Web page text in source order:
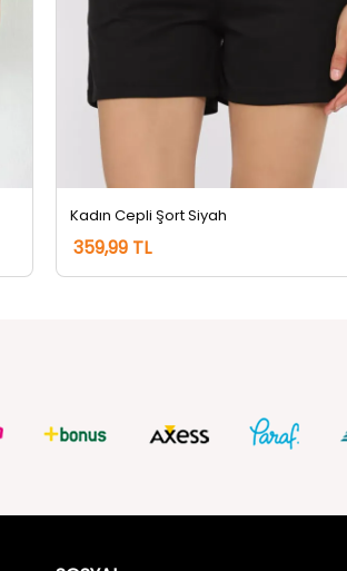
Kadın Cepli Şort Siyah
359,99 TL